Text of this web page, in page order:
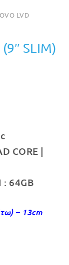
LVD
SLIM)
CORE |
: 64GB
– 13cm